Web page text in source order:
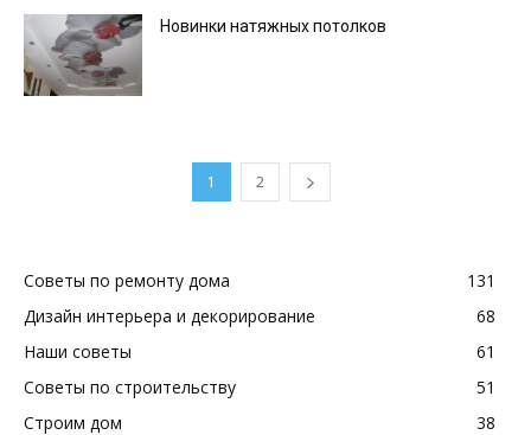
Новинки натяжных потолков
1 2
Советы по ремонту дома
131
Дизайн интерьера и декорирование
68
Наши советы
61
Советы по строительству
51
Строим дом
38